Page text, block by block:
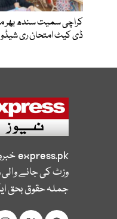
کراچی سمیت سندھ بھر
ڈی کیٹ امتحان ری
express.pk
وزٹ کی جانے
جملہ حقوق بحق